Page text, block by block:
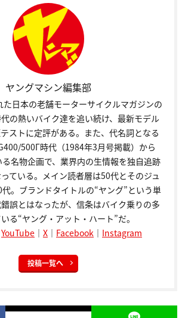
ヤングマシン編集部
日本の老舗モーターサイクルマガジンの
の熱いバイク達を追い続け、最新モデル
ストに定評がある。また、代名詞となる
500Γ時代（1984年3月号掲載）から
名物企画で、業界内の生情報を独自追跡
ている。メイン読者層は50代とそのジュ
。ブランドタイトルの“ヤング”という単
誤とはなったが、信条はバイク乗りの多
る“ヤング・アット・ハート”だ。
YouTube ｜ X ｜ Facebook ｜ Instagram
投稿一覧へ